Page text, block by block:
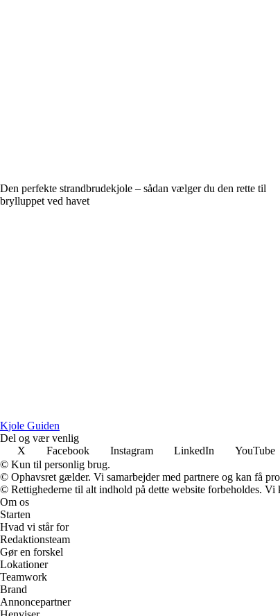
Den perfekte strandbrudekjole – sådan vælger du den rette til
brylluppet ved havet
Kjole Guiden
Del og vær venlig
X
Facebook Instagram LinkedIn YouTube
© Kun til personlig brug.
© Ophavsret gælder. Vi samarbejder med partnere og kan få
© Rettighederne til alt indhold på dette website forbeholdes.
Om os
Starten
Hvad vi står for
Redaktionsteam
Gør en forskel
Lokationer
Teamwork
Brand
Annoncepartner